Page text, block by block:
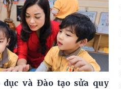
dục và Đào tạo sửa quy